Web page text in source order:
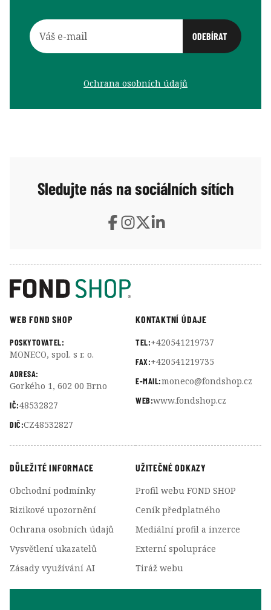
Ochrana osobních údajů
Sledujte nás na sociálních sítích
WEB FOND SHOP
POSKYTOVATEL:
MONECO, spol. s r. o.
ADRESA:
Gorkého 1, 602 00 Brno
IČ:48532827
DIČ:CZ48532827
KONTAKTNÍ ÚDAJE
TEL:+420541219737
FAX:+420541219735
E-MAIL:moneco@fondshop.cz
WEB:www.fondshop.cz
DŮLEŽITÉ INFORMACE
Obchodní podmínky
Rizikové upozornění
Ochrana osobních údajů
Vysvětlení ukazatelů
Zásady využívání AI
UŽITEČNÉ ODKAZY
Profil webu FOND SHOP
Ceník předplatného
Mediální profil a inzerce
Externí spolupráce
Tiráž webu